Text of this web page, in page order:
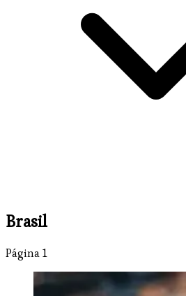
Brasil
Página 1